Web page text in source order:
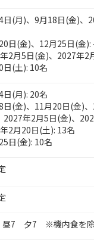
日(月)、9月18日(金)、
日(金)、12月25日(金):
2月5日(金)、2027年2
日(土): 10名
日(月): 20名
日(金)、11月20日(金)
2027年2月5日(金)、
2月20日(土): 13名
日(金): 10名
7 夕7 ※機内食を除